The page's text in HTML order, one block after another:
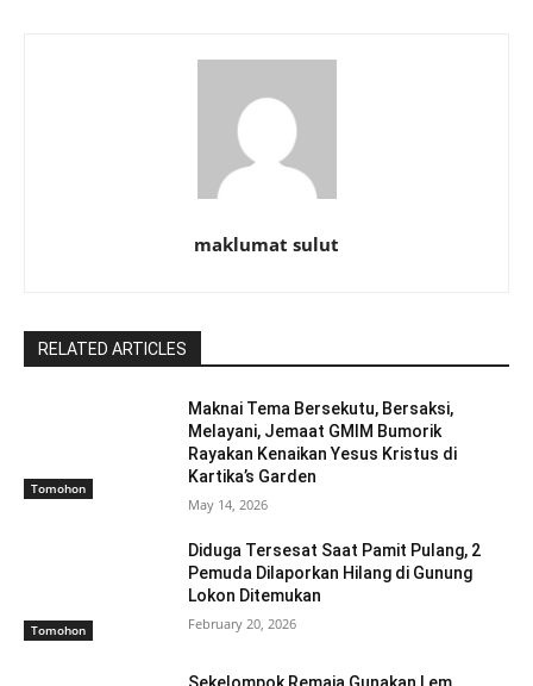
maklumat sulut
RELATED ARTICLES
Tomohon
Maknai Tema Bersekutu, Bersaksi,
Melayani, Jemaat GMIM Bumorik
Rayakan Kenaikan Yesus Kristus di
Kartika’s Garden
May 14, 2026
Tomohon
Diduga Tersesat Saat Pamit Pulang, 2
Pemuda Dilaporkan Hilang di Gunung
Lokon Ditemukan
February 20, 2026